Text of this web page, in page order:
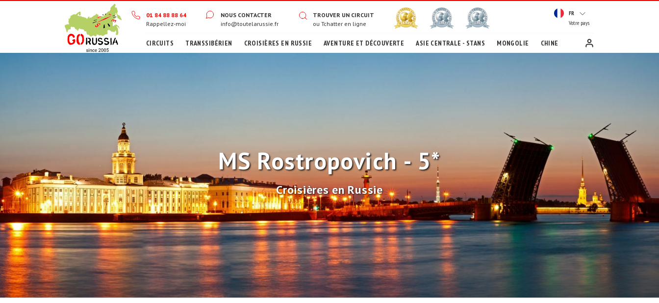
01 84 88 88 64
Rappellez-moi
NOUS CONTACTER
info@toutelarussie.fr
TROUVER UN CIRCUIT
ou Tchatter en ligne
FR
Votre pays
CIRCUITS TRANSSIBÉRIEN CROISIÈRES EN RUSSIE AVENTURE ET DÉCOUVERTE ASIE CENTRALE - STANS MONGOLIE CHINE
MS Rostropovich - 5*
Croisières en Russie